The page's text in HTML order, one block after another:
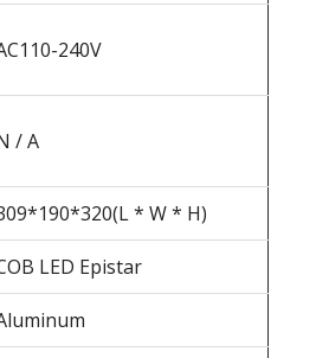
240V
/ A
* W * H)
LED Epistar